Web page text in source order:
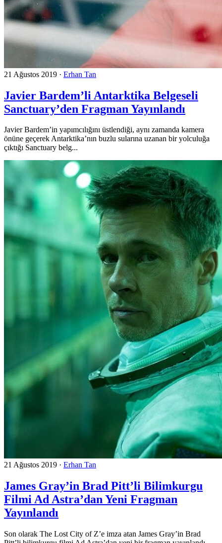
21 Ağustos 2019 · Erhan Tan
Javier Bardem’li Antarktika Belgeseli
Sanctuary’den Fragman Yayınlandı
Javier Bardem’in yapımcılığını üstlendiği, aynı zamanda kamera
önüne geçerek Antarktika’nın buzlu sularına uzanan bir yolculuğa
çıktığı Sanctuary belg...
21 Ağustos 2019 · Erhan Tan
James Gray’in Brad Pitt’li Bilimkurgu
Filmi Ad Astra’dan Yeni Fragman
Yayınlandı
Son olarak The Lost City of Z’e imza atan James Gray’in Brad